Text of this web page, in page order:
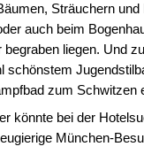
Sträuchern
auch beim
liegen. Und
schönstem
zum Schwitzen
könnte bei der
München-